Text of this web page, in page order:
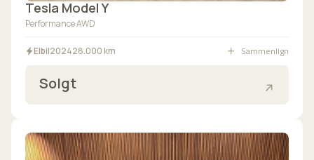
Tesla Model Y
Performance AWD
Elbil202428.000 km Sammenlign
Solgt